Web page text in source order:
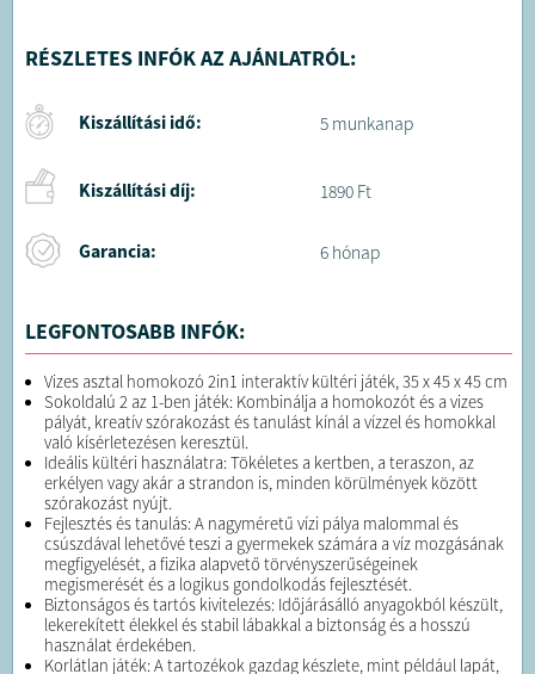
RÉSZLETES INFÓK AZ AJÁNLATRÓL:
Kiszállítási idő: 5 munkanap
Kiszállítási díj: 1890 Ft
Garancia: 6 hónap
LEGFONTOSABB INFÓK:
Vizes asztal homokozó 2in1 interaktív kültéri játék, 35 x 45 x 45 cm
Sokoldalú 2 az 1-ben játék: Kombinálja a homokozót és a vizes
pályát, kreatív szórakozást és tanulást kínál a vízzel és homokkal
való kísérletezésen keresztül.
Ideális kültéri használatra: Tökéletes a kertben, a teraszon, az
erkélyen vagy akár a strandon is, minden körülmények között
szórakozást nyújt.
Fejlesztés és tanulás: A nagyméretű vízi pálya malommal és
csúszdával lehetővé teszi a gyermekek számára a víz mozgásának
megfigyelését, a fizika alapvető törvényszerűségeinek
megismerését és a logikus gondolkodás fejlesztését.
Biztonságos és tartós kivitelezés: Időjárásálló anyagokból készült,
lekerekített élekkel és stabil lábakkal a biztonság és a hosszú
használat érdekében.
Korlátlan játék: A tartozékok gazdag készlete, mint például lapát,